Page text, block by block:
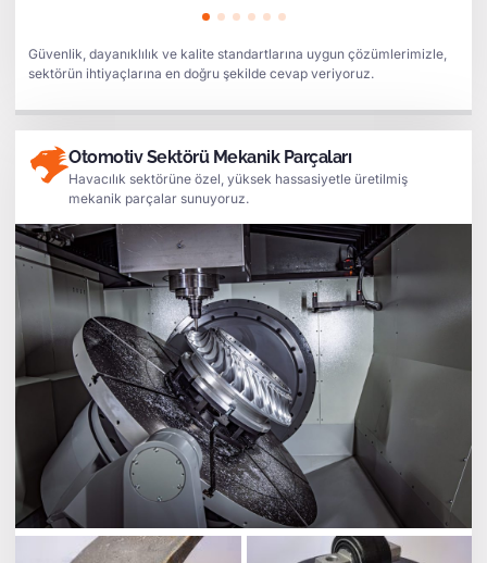
Güvenlik, dayanıklılık ve kalite standartlarına uygun çözümlerimizle,
sektörün ihtiyaçlarına en doğru şekilde cevap veriyoruz.
Otomotiv Sektörü Mekanik Parçaları
Havacılık sektörüne özel, yüksek hassasiyetle üretilmiş
mekanik parçalar sunuyoruz.